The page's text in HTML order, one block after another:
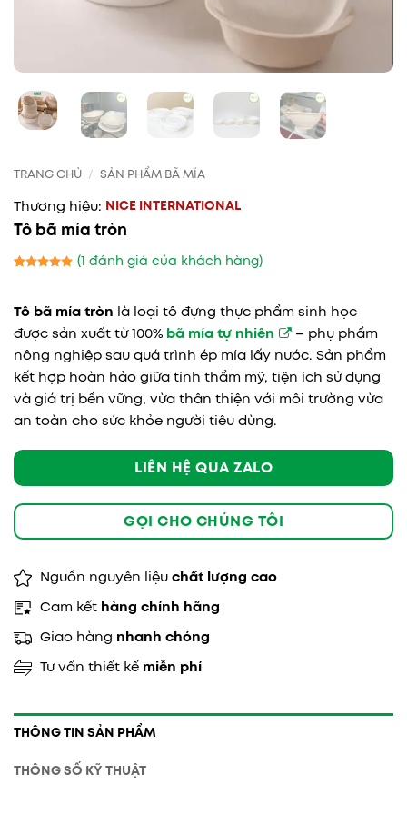
TRANG CHỦ / SẢN PHẨM BÃ MÍA
NICE INTERNATIONAL
Tô bã mía tròn
đánh giá
(1 đánh giá của khách hàng)
Tô bã mía tròn là loại tô đựng thực phẩm sinh học
được sản xuất từ 100% bã mía tự nhiên
– phụ phẩm
nông nghiệp sau quá trình ép mía lấy nước. Sản phẩm
kết hợp hoàn hảo giữa tính thẩm mỹ, tiện ích sử dụng
và giá trị bền vững, vừa thân thiện với môi trường vừa
an toàn cho sức khỏe người tiêu dùng.
LIÊN HỆ QUA ZALO
GỌI CHO CHÚNG TÔI
Nguồn nguyên liệuchất lượng cao
Cam kết hàng chính hãng
Giao hàng nhanh chóng
Tư vấn thiết kế miễn phí
THÔNG TIN SẢN PHẨM
THÔNG SỐ KỸ THUẬT